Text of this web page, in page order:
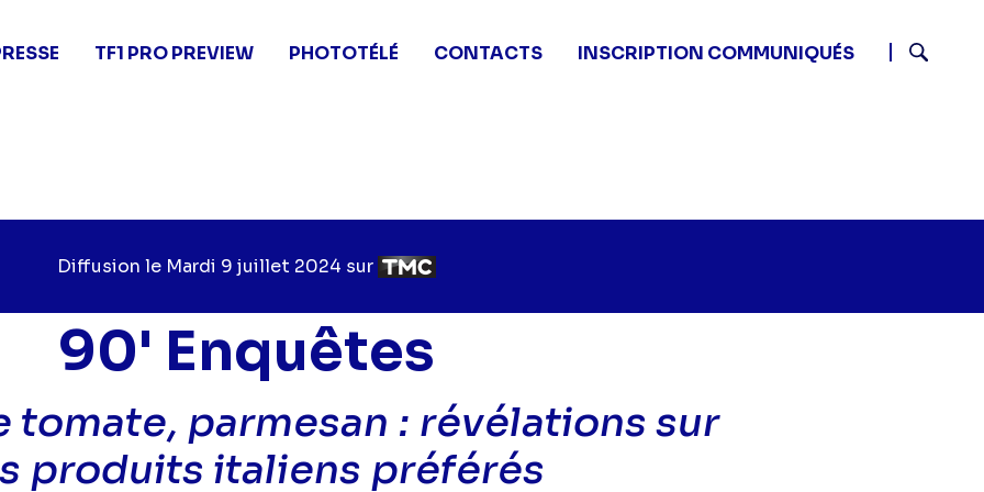
TF1 PRO PREVIEW PHOTOTÉLÉ CONTACTS
INSCRIPTION COMMUNIQUÉS
Diffusion le Jour
diffusion
Mardi 9 juillet 2024 sur Chaîne
diffusion
90' Enquêtes
tomate, parmesan : révélations sur
produits italiens préférés